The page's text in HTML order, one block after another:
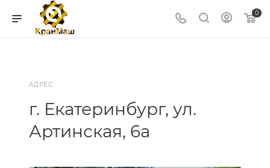
0
АДРЕС
г. Екатеринбург, ул.
Артинская, 6а